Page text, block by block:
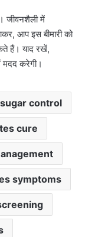
जीवनशैली में
आप इस बीमारी को
हैं। याद रखें,
मदद करेगी।
control
cure
symptoms